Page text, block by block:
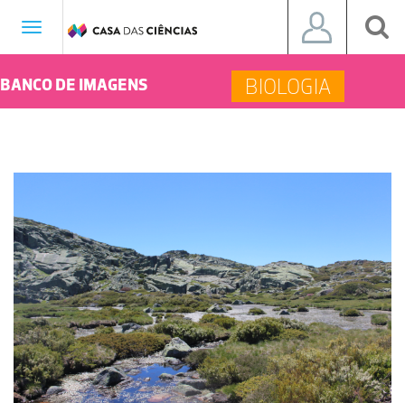
Toggle
BANCO DE IMAGENS BIOLOGIA